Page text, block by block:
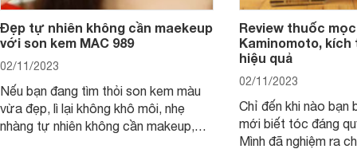
Đẹp tự nhiên không cần maekeup
với son kem MAC 989
02/11/2023
Nếu bạn đang tìm thỏi son kem màu
vừa đẹp, lì lại không khô môi, nhẹ
nhàng tự nhiên không cần makeup,
Review thuốc
Kaminomoto,
hiệu quả
02/11/2023
Chỉ đến khi nào bạn
mới biết tóc đáng
Mình đã nghiệm ra